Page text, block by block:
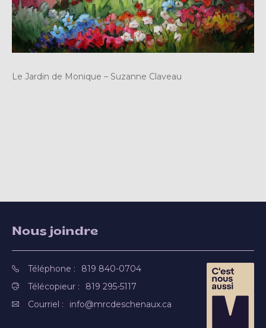
Le Jardin de Monique – Suzanne Claveau
Nous joindre
Téléphone :
819 840-0704
Télécopieur :
819 295-5117
Courriel :
info@mrcdeschenaux.ca